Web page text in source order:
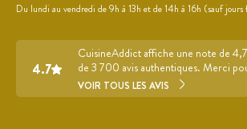
Du lundi au vendredi de 9h à 13h et de 14h à 16h (sauf jours
4.7
CuisineAddict affiche une note de
de 3 700 avis authentiques. Merci
VOIR TOUS LES AVIS